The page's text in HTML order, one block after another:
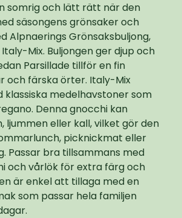
somrig och lätt rätt när den
säsongens grönsaker och
Alpnaerings Grönsaksbuljong,
Mix. Buljongen ger djup och
Parsillade tillför en fin
och färska örter. Italy-Mix
klassiska medelhavstoner som
Denna gnocchi kan
ljummen eller kall, vilket gör den
picknickmat eller
Passar bra tillsammans med
och vårlök för extra färg och
är enkel att tillaga med en
som passar hela familjen